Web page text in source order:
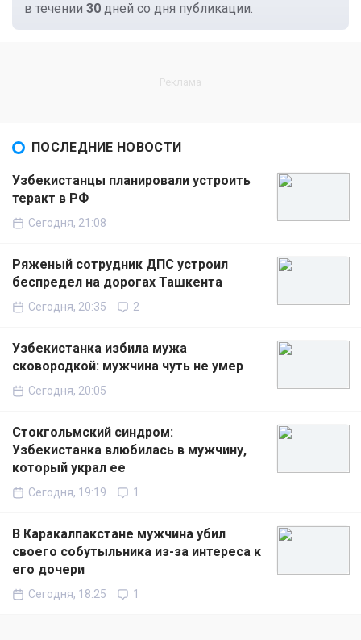
в течении 30 дней со дня публикации.
ПОСЛЕДНИЕ НОВОСТИ
Узбекистанцы планировали устроить
теракт в РФ
Сегодня, 21:08
Ряженый сотрудник ДПС устроил
беспредел на дорогах Ташкента
Сегодня, 20:35 2
Узбекистанка избила мужа
сковородкой: мужчина чуть не умер
Сегодня, 20:05
Стокгольмский синдром:
Узбекистанка влюбилась в мужчину,
который украл ее
Сегодня, 19:19 1
В Каракалпакстане мужчина убил
своего собутыльника из-за интереса к
его дочери
Сегодня, 18:25 1